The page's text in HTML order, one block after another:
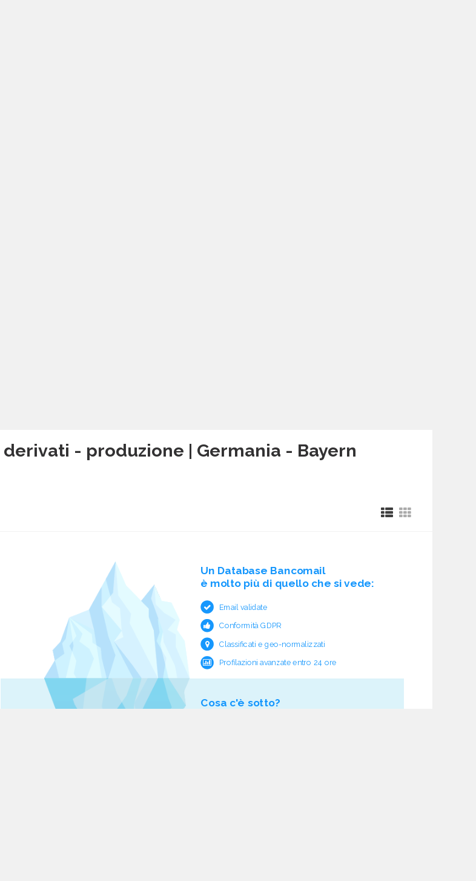
- produzione | Germania - Bayern
Un Database Bancomail
è molto più di quello che si vede:
Email validate
Conformità GDPR
Classificati e geo-normalizzati
Profilazioni avanzate entro 24 ore
Cosa c'è sotto?